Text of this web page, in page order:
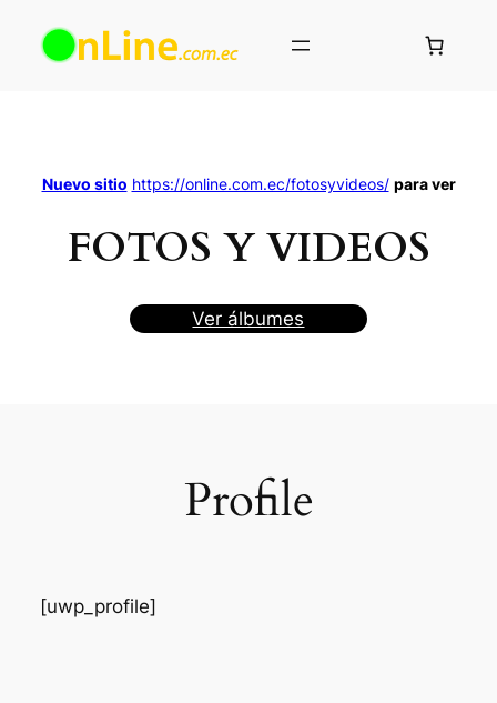
Nuevo sitio https://online.com.ec/fotosyvideos/ para ver
FOTOS Y VIDEOS
Ver álbumes
Profile
[uwp_profile]